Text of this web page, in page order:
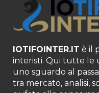
IOTIFOINTER.IT è il
interisti. Qui tutte le
uno sguardo al
tra mercato, analisi,